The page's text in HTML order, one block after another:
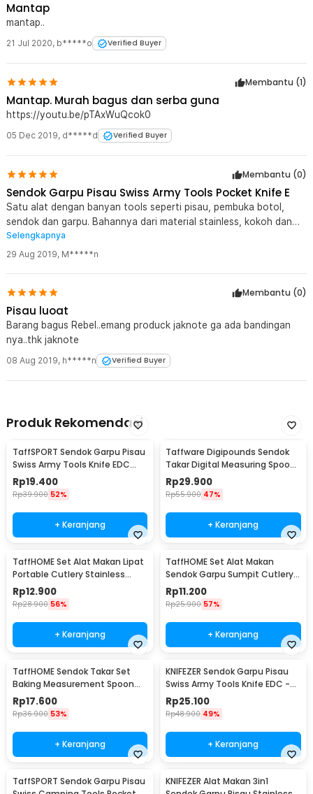
Mantap
mantap..
21 Jul 2020, b*****o Verified Buyer
Membantu (1)
Mantap. Murah bagus dan serba guna
https://youtu.be/pTAxWuQcok0
05 Dec 2019, d*****d Verified Buyer
Membantu (0)
Sendok Garpu Pisau Swiss Army Tools Pocket Knife E
Satu alat dengan banyan tools seperti pisau, pembuka botol,
sendok dan garpu. Bahannya dari material stainless, kokoh dan
gak mudah karat
Selengkapnya
29 Aug 2019, M*****n
Membantu (0)
Pisau luoat
Barang bagus Rebel..emang produck jaknote ga ada bandingan
nya..thk jaknote
08 Aug 2019, h*****n Verified Buyer
Produk Rekomendasi
TaffSPORT Sendok Garpu Pisau
Swiss Army Tools Knife EDC
6in1 - A007
Rp19.400
Rp39.900 52%
+ Keranjang
Taffware Digipounds Sendok
Takar Digital Measuring Spoon
500g 0.1g - HM10
Rp29.900
Rp55.900 47%
+ Keranjang
TaffHOME Set Alat Makan Lipat
Portable Cutlery Stainless
Steel 410 - AOTU
Rp12.900
Rp28.900 56%
+ Keranjang
TaffHOME Set Alat Makan
Sendok Garpu Sumpit Cutlery
with Pouch - CJ0091
Rp11.200
Rp25.900 57%
+ Keranjang
TaffHOME Sendok Takar Set
Baking Measurement Spoon
0.62-15ml 6 PCS - 16752
Rp17.600
Rp36.900 53%
+ Keranjang
KNIFEZER Sendok Garpu Pisau
Swiss Army Tools Knife EDC -
A010
Rp25.100
Rp48.900 49%
+ Keranjang
TaffSPORT Sendok Garpu Pisau
KNIFEZER Alat Makan 3in1